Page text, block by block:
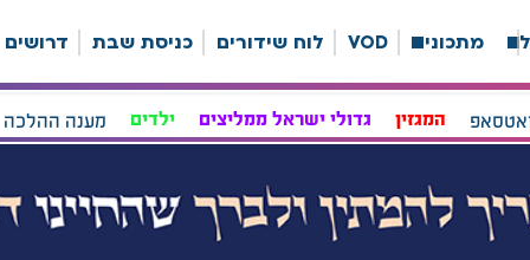
מתכונים VOD לוח שידורים כניסת שבת דרושים
המגזין גדולי ישראל ממליצים ילדים מענה ההלכה